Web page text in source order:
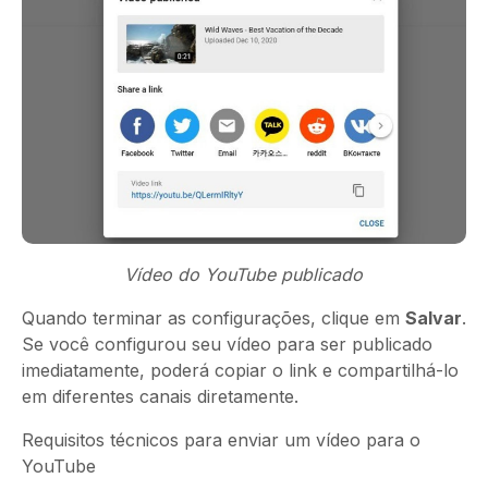
Vídeo do YouTube publicado
Quando terminar as configurações, clique em Salvar.
Se você configurou seu vídeo para ser publicado
imediatamente, poderá copiar o link e compartilhá-lo
em diferentes canais diretamente.
Requisitos técnicos para enviar um vídeo para o
YouTube